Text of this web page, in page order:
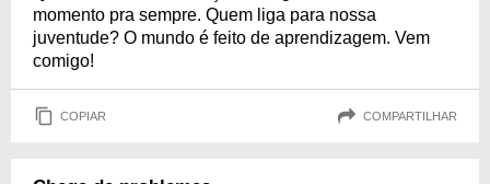
momento pra sempre. Quem liga para nossa
juventude? O mundo é feito de aprendizagem. Vem
comigo!
COPIAR COMPARTILHAR